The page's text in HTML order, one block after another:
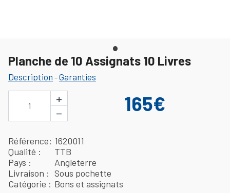
Planche de 10 Assignats 10 Livres
Description -Garanties
1
+
−
165€
Référence 1620011
Qualité
TTB
Pays
Angleterre
Livraison
Sous pochette
Catégorie
Bons et assignats